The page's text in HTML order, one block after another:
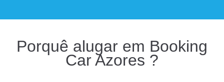
Porquê alugar em Booking
Car Azores ?